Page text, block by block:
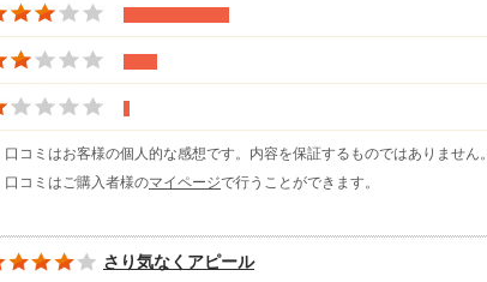
コミはお客様の個人的な感想です。内容を保証するものではありません。
コミはご購入者様のマイページで行うことができます。
さり気なくアピール